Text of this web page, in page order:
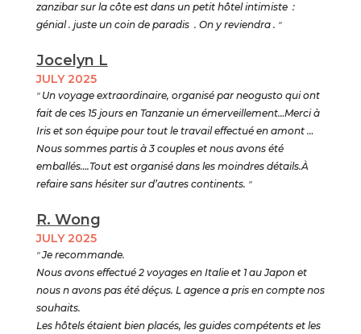
zanzibar sur la côte est dans un petit hôtel intimiste :
génial . juste un coin de paradis . On y reviendra . "
Jocelyn L
JULY 2025
" Un voyage extraordinaire, organisé par neogusto qui ont
fait de ces 15 jours en Tanzanie un émerveillement…Merci à
Iris et son équipe pour tout le travail effectué en amont …
Nous sommes partis à 3 couples et nous avons été
emballés….Tout est organisé dans les moindres détails.À
refaire sans hésiter sur d’autres continents. "
R. Wong
JULY 2025
"Je recommande.
Nous avons effectué 2 voyages en Italie et 1 au Japon et
nous n avons pas été déçus. L agence a pris en compte nos
souhaits.
Les hôtels étaient bien placés, les guides compétents et les